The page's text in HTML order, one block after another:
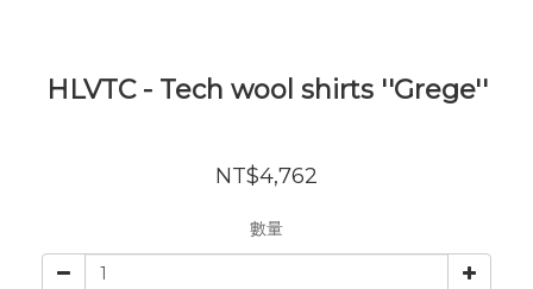
HLVTC - Tech wool shirts ''Grege''
NT$4,762
數量